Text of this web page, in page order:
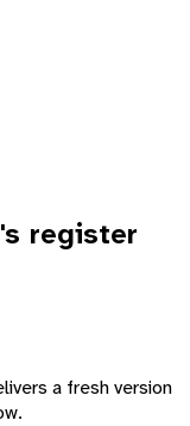
's register
a fresh version